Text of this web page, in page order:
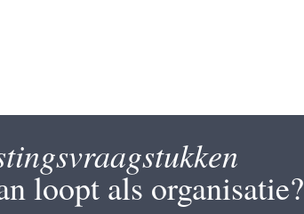
loopt als organisatie?